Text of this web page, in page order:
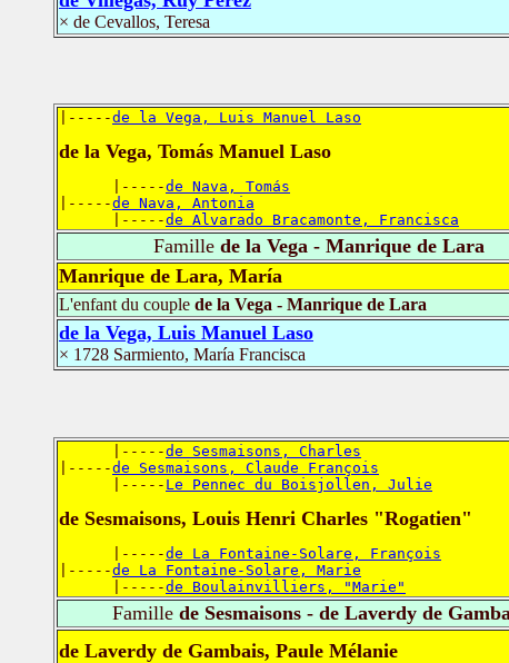
× de Cevallos, Teresa
|-----de la Vega, Luis Manuel Laso
de la Vega, Tomás Manuel Laso
      |-----
de Nava, Tomás
|-----de Nava, Antonia
      |-----
de Alvarado Bracamonte, Francisca
Famillede la Vega - Manrique de Lara
Manrique de Lara, María
L'enfant du couple de la Vega - Manrique de Lara
de la Vega, Luis Manuel Laso
× 1728 Sarmiento, María Francisca
      |-----
de Sesmaisons, Charles
|-----de Sesmaisons, Claude François
      |-----
Le Pennec du Boisjollen, Julie
de Sesmaisons, Louis Henri Charles "Rogatien"
      |-----
de La Fontaine-Solare, François
|-----de La Fontaine-Solare, Marie
      |-----
de Boulainvilliers, "Marie"
Famille de Sesmaisons - de Laverdy de
de Laverdy de Gambais, Paule Mélanie